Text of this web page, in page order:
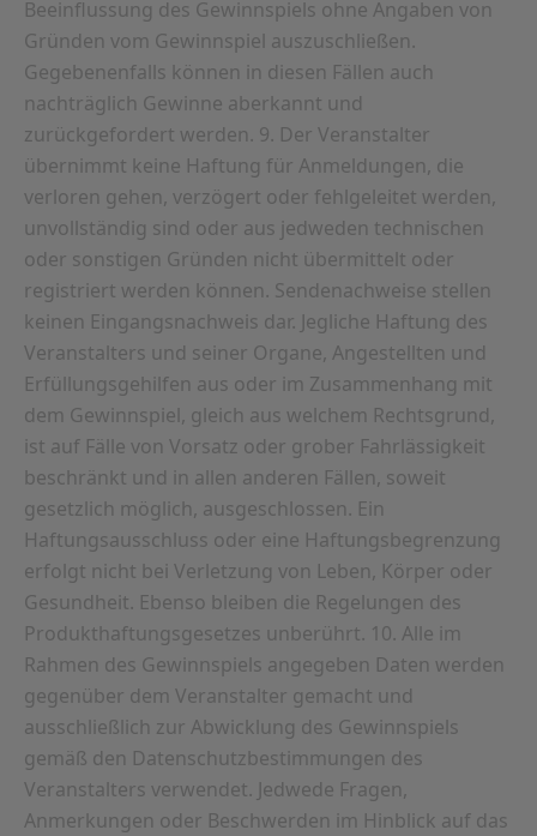
Beeinflussung des Gewinnspiels ohne Angaben von
Gründen vom Gewinnspiel auszuschließen.
Gegebenenfalls können in diesen Fällen auch
nachträglich Gewinne aberkannt und
zurückgefordert werden. 9. Der Veranstalter
übernimmt keine Haftung für Anmeldungen, die
verloren gehen, verzögert oder fehlgeleitet werden,
unvollständig sind oder aus jedweden technischen
oder sonstigen Gründen nicht übermittelt oder
registriert werden können. Sendenachweise stellen
keinen Eingangsnachweis dar. Jegliche Haftung des
Veranstalters und seiner Organe, Angestellten und
Erfüllungsgehilfen aus oder im Zusammenhang mit
dem Gewinnspiel, gleich aus welchem Rechtsgrund,
ist auf Fälle von Vorsatz oder grober Fahrlässigkeit
beschränkt und in allen anderen Fällen, soweit
gesetzlich möglich, ausgeschlossen. Ein
Haftungsausschluss oder eine Haftungsbegrenzung
erfolgt nicht bei Verletzung von Leben, Körper oder
Gesundheit. Ebenso bleiben die Regelungen des
Produkthaftungsgesetzes unberührt. 10. Alle im
Rahmen des Gewinnspiels angegeben Daten werden
gegenüber dem Veranstalter gemacht und
ausschließlich zur Abwicklung des Gewinnspiels
gemäß den Datenschutzbestimmungen des
Veranstalters verwendet. Jedwede Fragen,
Anmerkungen oder Beschwerden im Hinblick auf das